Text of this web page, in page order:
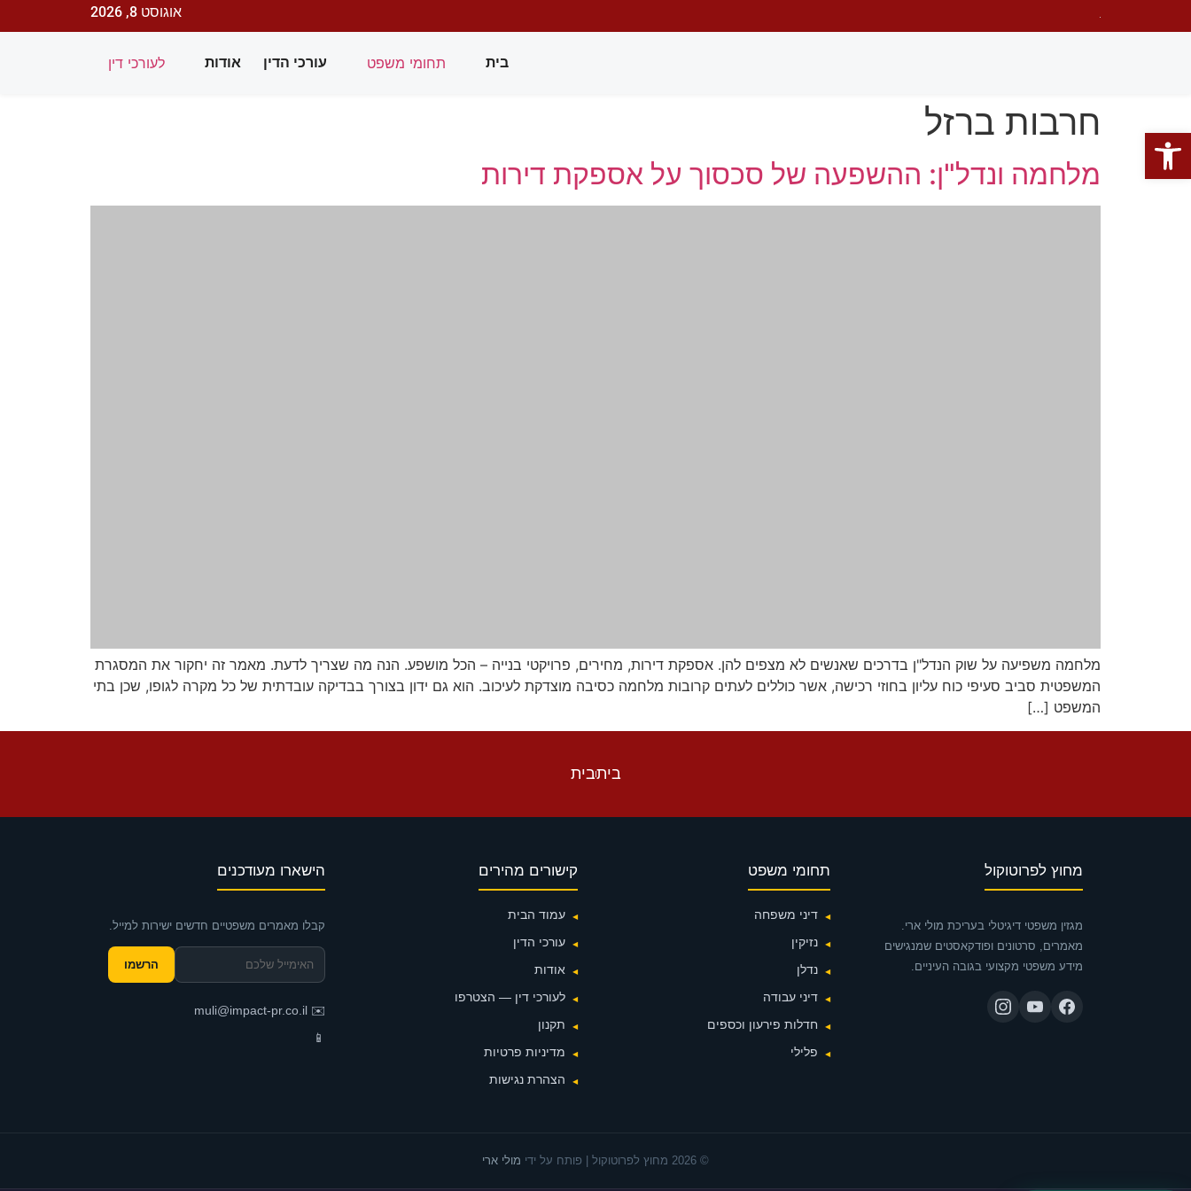
אוגוסט 8, 2026
בית תחומי משפט עורכי הדין אודות לעורכי דין
חרבות ברזל
מלחמה ונדל"ן: ההשפעה של סכסוך על אספקת דירות
מלחמה משפיעה על שוק הנדל"ן בדרכים שאנשים לא מצפים להן. אספקת דירות, מחירים, פרויקטי בנייה – הכל מושפע. הנה מה שצריך לדעת. מאמר זה יחקור את המסגרת
המשפטית סביב סעיפי כוח עליון בחוזי רכישה, אשר כוללים לעתים קרובות מלחמה כסיבה מוצדקת לעיכוב. הוא גם ידון בצורך בבדיקה עובדתית של כל מקרה לגופו, שכן בתי
המשפט […]
ביתבית
מחוץ לפרוטוקול
מגזין משפטי דיגיטלי בעריכת מולי ארי.
מאמרים, סרטונים ופודקאסטים שמנגישים
מידע משפטי מקצועי בגובה העיניים.
תחומי משפט
דיני משפחה
נזיקין
נדלן
דיני עבודה
חדלות פירעון וכספים
פלילי
קישורים מהירים
עמוד הבית
עורכי הדין
אודות
לעורכי דין — הצטרפו
תקנון
מדיניות פרטיות
הצהרת נגישות
הישארו מעודכנים
קבלו מאמרים משפטיים חדשים ישירות למייל.
הרשמו
✉️
muli@impact-pr.co.il
📱
© 2026 מחוץ לפרוטוקול | פותח על ידי מולי ארי
פתח סרגל נגישות